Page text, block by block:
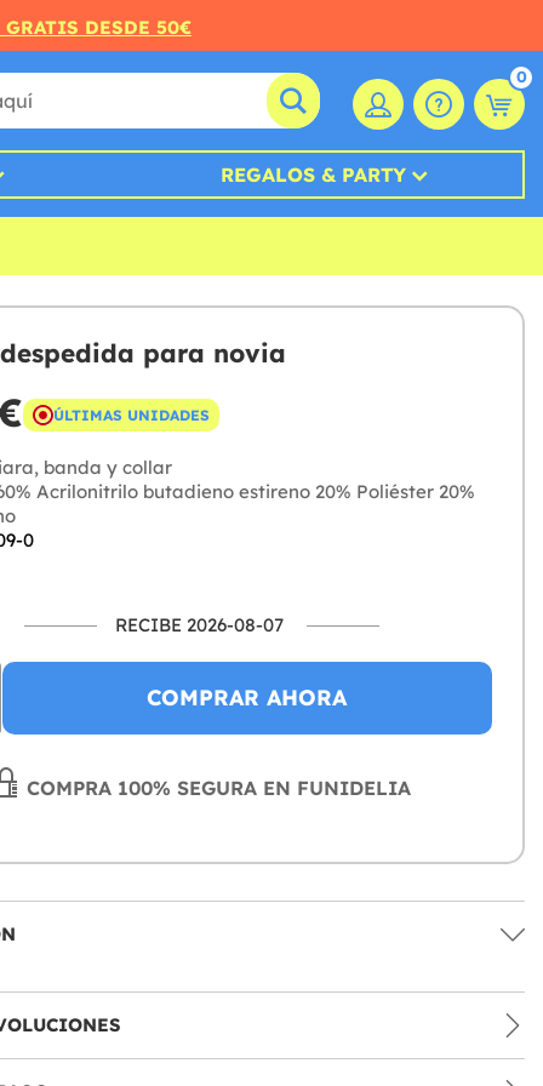
DESDE 50€
0
REGALOS & PARTY
para novia
ÚLTIMAS UNIDADES
banda y collar
Acrilonitrilo butadieno estireno 20% Poliéster 20%
0
RECIBE 2026-08-07
COMPRAR AHORA
COMPRA 100% SEGURA EN FUNIDELIA